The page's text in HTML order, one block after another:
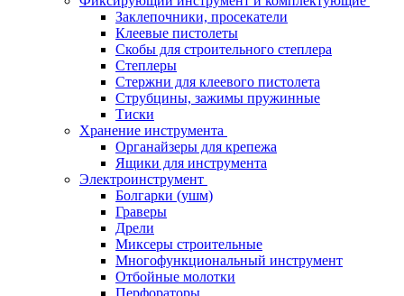
Заклепочники, просекатели
Клеевые пистолеты
Скобы для строительного степлера
Степлеры
Стержни для клеевого пистолета
Струбцины, зажимы пружинные
Тиски
Хранение инструмента
Органайзеры для крепежа
Ящики для инструмента
Электроинструмент
Болгарки (ушм)
Граверы
Дрели
Миксеры строительные
Многофункциональный инструмент
Отбойные молотки
Перфораторы